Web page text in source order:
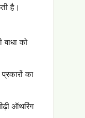
है।
को
का
ऑथरिंग